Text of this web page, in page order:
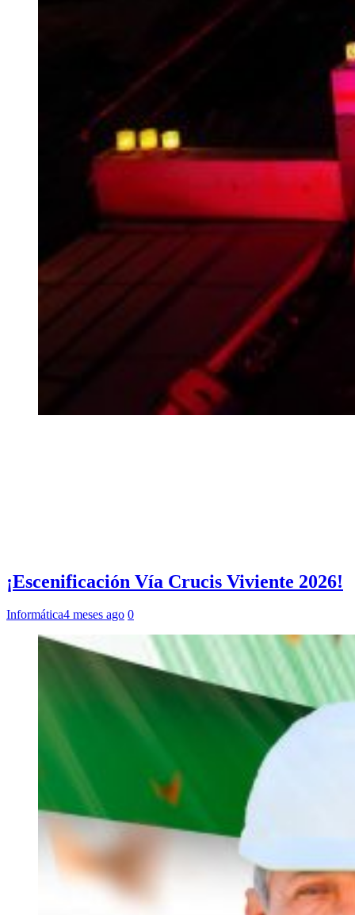
¡Escenificación Vía Crucis Viviente 2026!
Informática4 meses ago 0